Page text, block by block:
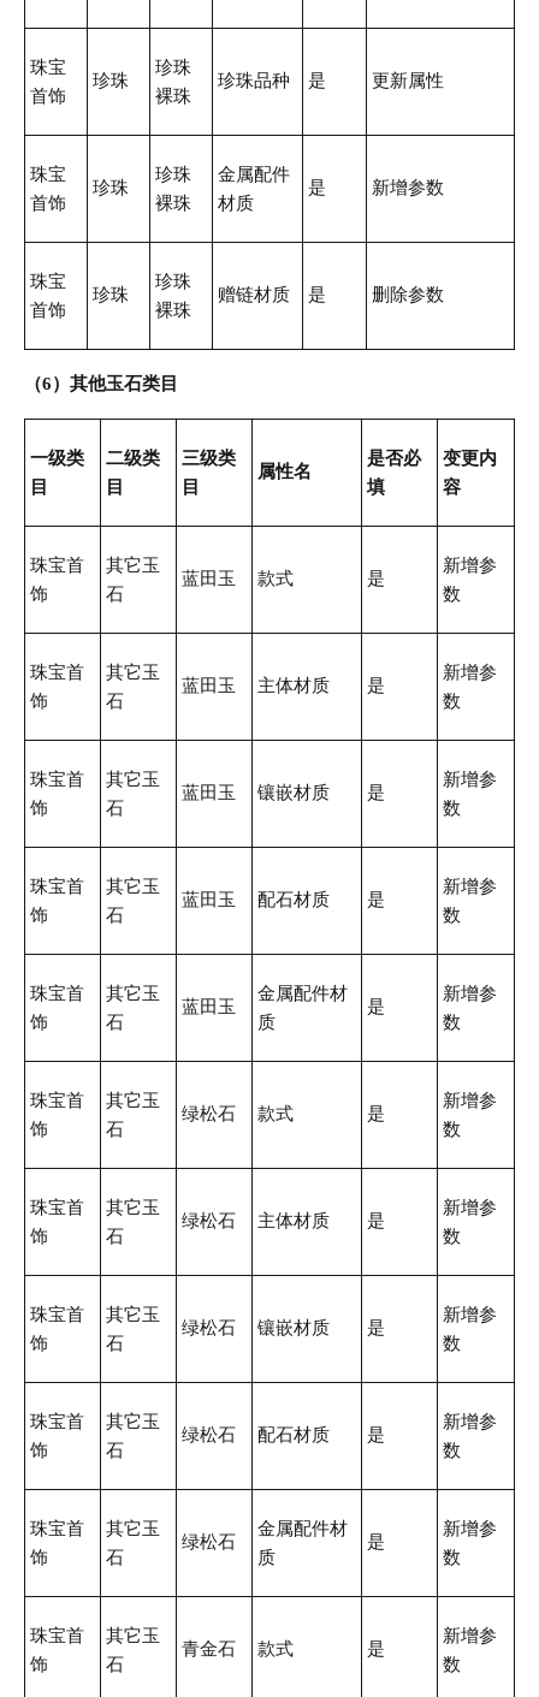
珠宝
首饰
珍珠
珍珠
裸珠
珍珠品种 是 更新属性
珠宝
首饰
珍珠
珍珠
裸珠
金属配件
材质
是 新增参数
珠宝
首饰
珍珠
珍珠
裸珠
赠链材质 是 删除参数
（6）其他玉石类目
一级类
目
二级类
目
三级类
目
属性名
是否必
填
变更内
容
珠宝首
饰
其它玉
石
蓝田玉 款式 是
新增参
数
珠宝首
饰
其它玉
石
蓝田玉 主体材质 是
新增参
数
珠宝首
饰
其它玉
石
蓝田玉 镶嵌材质 是
新增参
数
珠宝首
饰
其它玉
石
蓝田玉 配石材质 是
新增参
数
珠宝首
饰
其它玉
石
蓝田玉
金属配件材
质
是
新增参
数
珠宝首
饰
其它玉
石
绿松石 款式 是
新增参
数
珠宝首
饰
其它玉
石
绿松石 主体材质 是
新增参
数
珠宝首
饰
其它玉
石
绿松石 镶嵌材质 是
新增参
数
珠宝首
饰
其它玉
石
绿松石 配石材质 是
新增参
数
珠宝首
饰
其它玉
石
绿松石
金属配件材
质
是
新增参
数
珠宝首
饰
其它玉
石
青金石 款式 是
新增参
数